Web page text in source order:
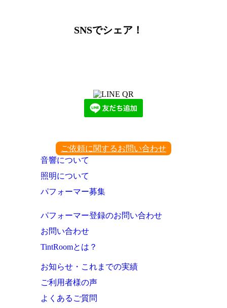
SNSでシェア！
ご依頼に関するお問い合わせ
音響について
照明について
パフォーマー募集
パフォーマー登録のお問い合わせ
お問い合わせ
TintRoomとは？
お知らせ・これまでの実績
ご利用者様の声
よくあるご質問